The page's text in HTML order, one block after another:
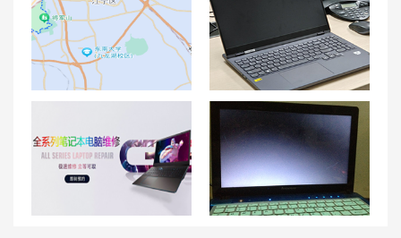
南京市江宁区联想售后维修服务网点|维修电话——联想笔记本电脑电池修复方法 联想拯救者Y7000P笔记本触控板不灵？应对方法大公开！